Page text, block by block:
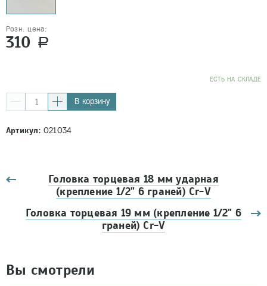
Розн. цена:
310 a
EСТЬ НА СКЛАДЕ
В корзину
Артикул:021034
Головка торцевая 18 мм ударная
(крепление 1/2" 6 граней) Cr-V
Головка торцевая 19 мм (крепление 1/2" 6
граней) Cr-V
Вы смотрели